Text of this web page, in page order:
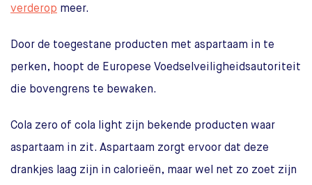
verderop meer.
Door de toegestane producten met aspartaam in te
perken, hoopt de Europese Voedselveiligheidsautoriteit
die bovengrens te bewaken.
Cola zero of cola light zijn bekende producten waar
aspartaam in zit. Aspartaam zorgt ervoor dat deze
drankjes laag zijn in calorieën, maar wel net zo zoet zijn